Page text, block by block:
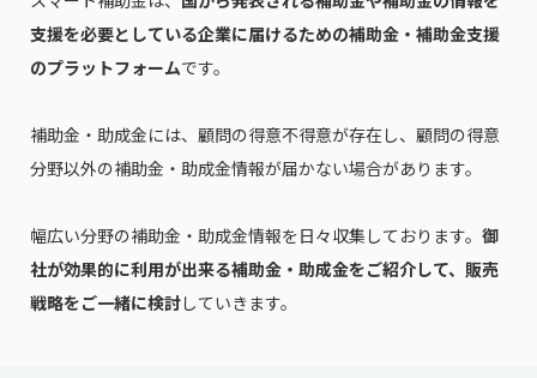
支援を必要としている企業に届けるための補助金・補助金支援
のプラットフォームです。
補助金・助成金には、顧問の得意不得意が存在し、顧問の得意
分野以外の補助金・助成金情報が届かない場合があります。
幅広い分野の補助金・助成金情報を日々収集しております。 御
社が効果的に利用が出来る補助金・助成金をご紹介して、販売
戦略をご一緒に検討していきます。